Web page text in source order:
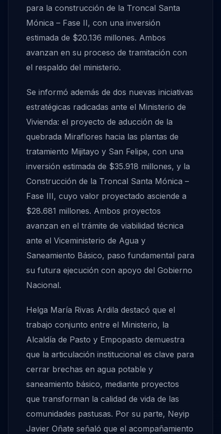
para la construcción de la Troncal Santa
Mónica – Fase II, con una inversión
estimada de $20.136 millones. Ambos
avanzan en su proceso de tramitación con
el respaldo del ministerio.
Se informó además de dos nuevas iniciativas
estratégicas radicadas ante el Ministerio de
Vivienda: el proyecto de aducción de la
quebrada Miraflores hacia las plantas de
tratamiento Mijitayo y San Felipe, con una
inversión estimada de $35.918 millones, y la
Construcción de la Troncal Santa Mónica –
Fase III, cuyo valor proyectado asciende a
$28.681 millones. Ambos proyectos
avanzan en el trámite de viabilidad técnica
ante el Viceministerio de Agua y
Saneamiento Básico, paso fundamental para
su futura ejecución con apoyo del Gobierno
Nacional.
Helga María Rivas Ardila destacó que el
trabajo conjunto entre el Ministerio, la
Alcaldía de Pasto y Empopasto demuestra
que la articulación institucional es clave para
cerrar brechas en agua potable y
saneamiento básico, mediante proyectos
que transforman la calidad de vida de las
comunidades pastusas. Por su parte, Neyip
Javier Oñate señaló que el acompañamiento